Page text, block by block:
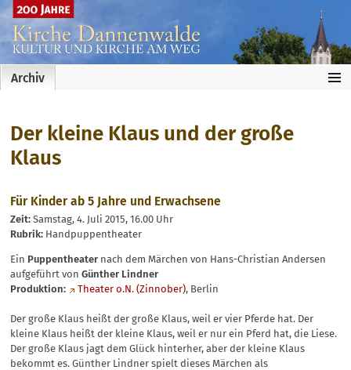
Archiv
…
Der kleine Klaus und der große
Klaus
Für Kinder ab 5 Jahre und Erwachsene
Zeit: Samstag, 4. Juli 2015, 16.00 Uhr
Rubrik: Handpuppentheater
Ein Puppentheater nach dem Märchen von Hans-Christian Andersen
aufgeführt von Günther Lindner
Produktion:
Theater o.N. (Zinnober), Berlin
Der große Klaus heißt der große Klaus, weil er vier Pferde hat. Der
kleine Klaus heißt der kleine Klaus, weil er nur ein Pferd hat, die Liese.
Der große Klaus jagt dem Glück hinterher, aber der kleine Klaus
bekommt es. Günther Lindner spielt dieses Märchen als